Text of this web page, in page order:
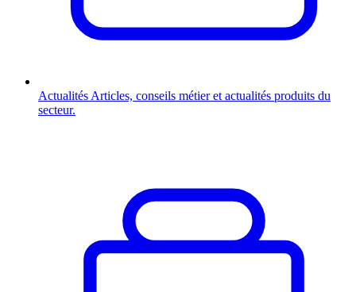
Actualités Articles, conseils métier et actualités produits du
secteur.